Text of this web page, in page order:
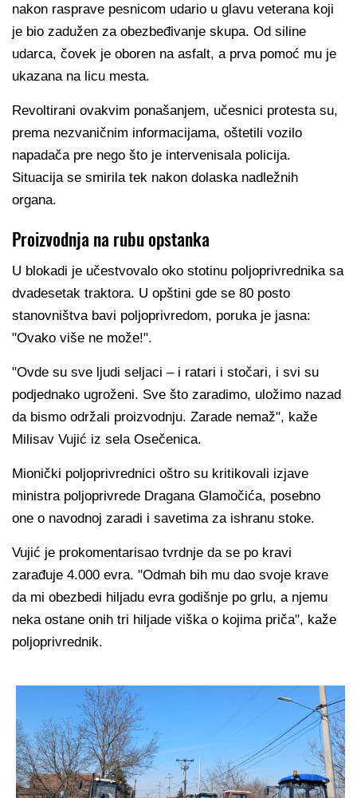
nakon rasprave pesnicom udario u glavu veterana koji
je bio zadužen za obezbeđivanje skupa. Od siline
udarca, čovek je oboren na asfalt, a prva pomoć mu je
ukazana na licu mesta.
Revoltirani ovakvim ponašanjem, učesnici protesta su,
prema nezvaničnim informacijama, oštetili vozilo
napadača pre nego što je intervenisala policija.
Situacija se smirila tek nakon dolaska nadležnih
organa.
Proizvodnja na rubu opstanka
U blokadi je učestvovalo oko stotinu poljoprivrednika sa
dvadesetak traktora. U opštini gde se 80 posto
stanovništva bavi poljoprivredom, poruka je jasna:
"Ovako više ne može!".
"Ovde su sve ljudi seljaci – i ratari i stočari, i svi su
podjednako ugroženi. Sve što zaradimo, uložimo nazad
da bismo održali proizvodnju. Zarade nemaž", kaže
Milisav Vujić iz sela Osečenica.
Mionički poljoprivrednici oštro su kritikovali izjave
ministra poljoprivrede Dragana Glamočića, posebno
one o navodnoj zaradi i savetima za ishranu stoke.
Vujić je prokomentarisao tvrdnje da se po kravi
zarađuje 4.000 evra. "Odmah bih mu dao svoje krave
da mi obezbedi hiljadu evra godišnje po grlu, a njemu
neka ostane onih tri hiljade viška o kojima priča", kaže
poljoprivrednik.